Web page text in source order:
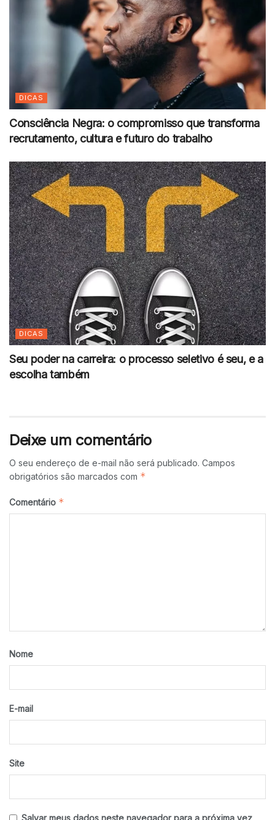
DICAS
Consciência Negra: o compromisso que transforma
recrutamento, cultura e futuro do trabalho
DICAS
Seu poder na carreira: o processo seletivo é seu, e a
escolha também
Deixe um comentário
O seu endereço de e-mail não será publicado. Campos
obrigatórios são marcados com *
Comentário *
Nome
E-mail
Site